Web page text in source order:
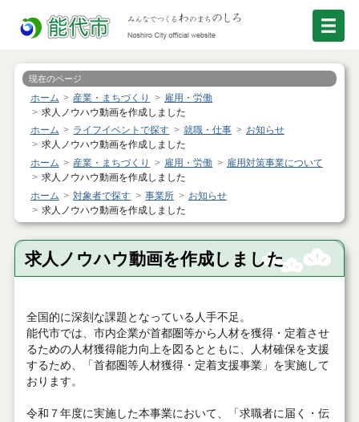
現在のページ
ホーム 産業・まちづくり
雇用・労働
求人ノウハウ動画を作成しました
ホーム
ライフイベントで探す 就職・仕事
お知らせ
求人ノウハウ動画を作成しました
ホーム
産業・まちづくり 雇用・労働
雇用対策事業について
求人ノウハウ動画を作成しました
ホーム
対象者で探す 事業所
お知らせ
求人ノウハウ動画を作成しました
求人ノウハウ動画を作成しました
全国的に深刻な課題となっている人手不足。
能代市では、市内企業が首都圏等から人材を獲得・定着させ
るための人材獲得能力向上を図るとともに、人材確保を支援
するため、「首都圏等人材獲得・定着支援事業」を実施して
おります。
令和７年度に実施した本事業において、「求職者に届く・伝